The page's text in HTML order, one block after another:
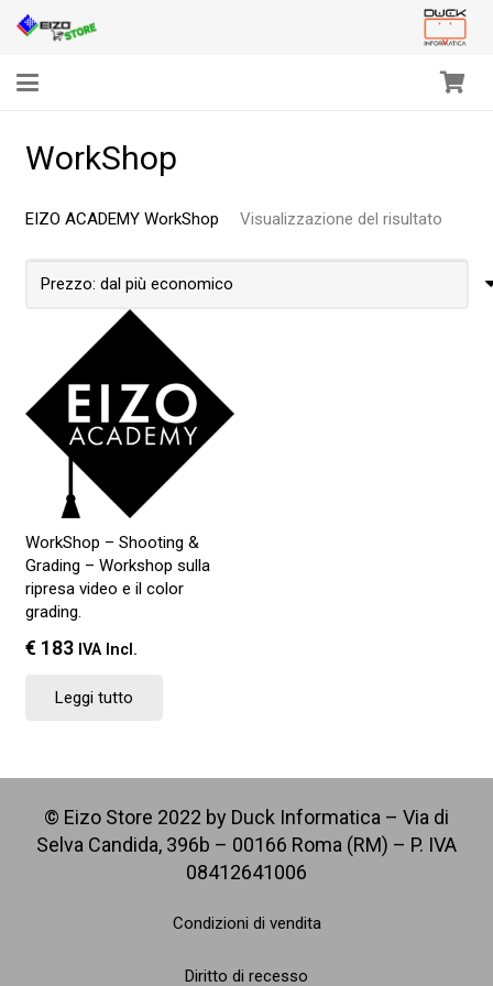
WorkShop
EIZO ACADEMY WorkShop Visualizzazione del risultato
WorkShop – Shooting &
Grading – Workshop sulla
ripresa video e il color
grading.
€ 183 IVA Incl.
Leggi tutto
© Eizo Store 2022 by Duck Informatica – Via di
Selva Candida, 396b – 00166 Roma (RM) – P. IVA
08412641006
Condizioni di vendita
Diritto di recesso